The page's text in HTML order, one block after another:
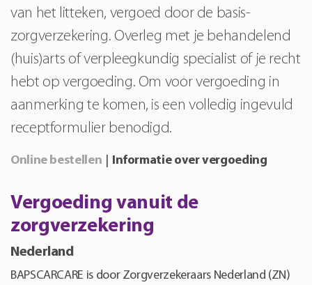
van het litteken, vergoed door de basis-
zorgverzekering. Overleg met je behandelend
(huis)arts of verpleegkundig specialist of je recht
hebt op vergoeding. Om voor vergoeding in
aanmerking te komen, is een volledig ingevuld
receptformulier benodigd.
Online bestellen Informatie over vergoeding
Vergoeding vanuit de
zorgverzekering
Nederland
BAPSCARCARE is door Zorgverzekeraars Nederland (ZN)